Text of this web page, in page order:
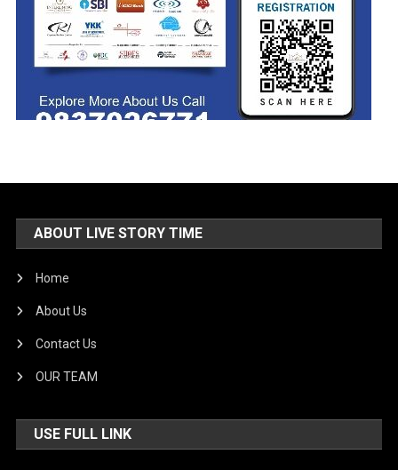
ABOUT LIVE STORY TIME
Home
About Us
Contact Us
OUR TEAM
USE FULL LINK